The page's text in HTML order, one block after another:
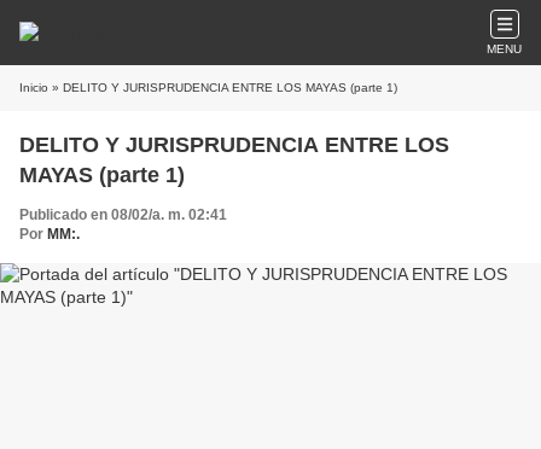
MENU
Inicio » DELITO Y JURISPRUDENCIA ENTRE LOS MAYAS (parte 1)
DELITO Y JURISPRUDENCIA ENTRE LOS
MAYAS (parte 1)
Publicado en 08/02/a. m. 02:41
Por MM:.